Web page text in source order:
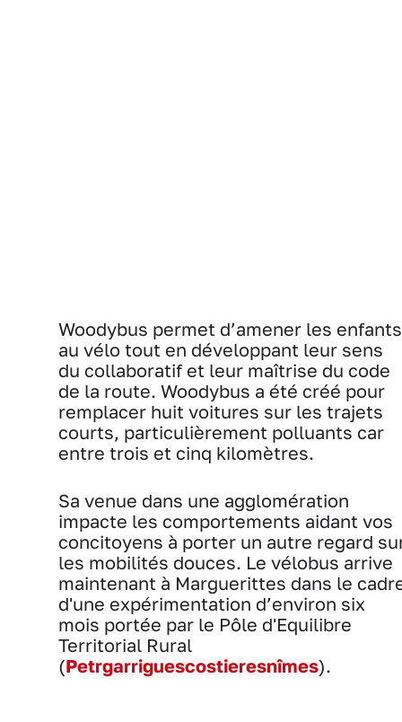
Woodybus permet d’amener les enfants
au vélo tout en développant leur sens
du collaboratif et leur maîtrise du code
de la route. Woodybus a été créé pour
remplacer huit voitures sur les trajets
courts, particulièrement polluants car
entre trois et cinq kilomètres.
Sa venue dans une agglomération
impacte les comportements aidant vos
concitoyens à porter un autre regard
les mobilités douces. Le vélobus arrive
maintenant à Marguerittes dans le
d'une expérimentation d’environ six
mois portée par le Pôle d'Equilibre
Territorial Rural
(Petrgarriguescostieresnîmes).